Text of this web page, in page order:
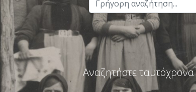
Αναζητήστε